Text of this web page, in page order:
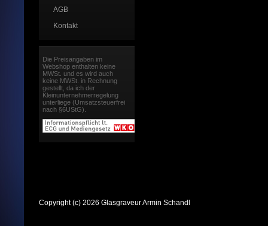
AGB
Kontakt
Die Preisangaben im
Webshop enthalten keine
MWSt. und es wird auch
keine MWSt. in Rechnung
gestellt, da ich der
Kleinunternehmerregelung
unterliege (Umsatzsteuerfrei
nach §6UStG).
Copyright (c) 2026 Glasgraveur Armin Schandl